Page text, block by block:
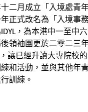
二月成立「入境處青
正式改名為「入境事
，為本港中一至中
領袖團更於二零二三
讓已經升讀大專院校
和活動，並與其他年
訓練。